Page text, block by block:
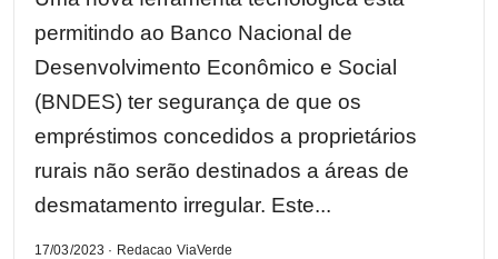
permitindo ao Banco Nacional de
Desenvolvimento Econômico e Social
(BNDES) ter segurança de que os
empréstimos concedidos a proprietários
rurais não serão destinados a áreas de
desmatamento irregular. Este...
17/03/2023 · Redacao ViaVerde